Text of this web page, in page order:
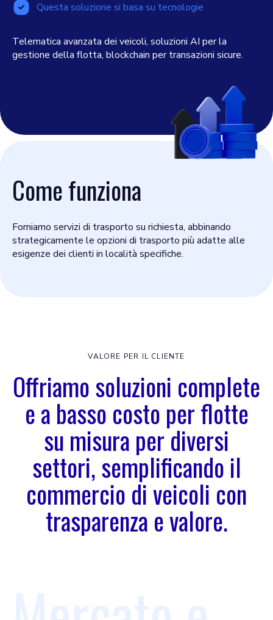
Questa soluzione si basa su tecnologie
Telematica avanzata dei veicoli, soluzioni AI per la
gestione della flotta, blockchain per transazioni sicure.
Come funziona
Forniamo servizi di trasporto su richiesta, abbinando
strategicamente le opzioni di trasporto più adatte alle
esigenze dei clienti in località specifiche.
VALORE PER IL CLIENTE
Offriamo soluzioni complete
e a basso costo per flotte
su misura per diversi
settori, semplificando il
commercio di veicoli con
trasparenza e valore.